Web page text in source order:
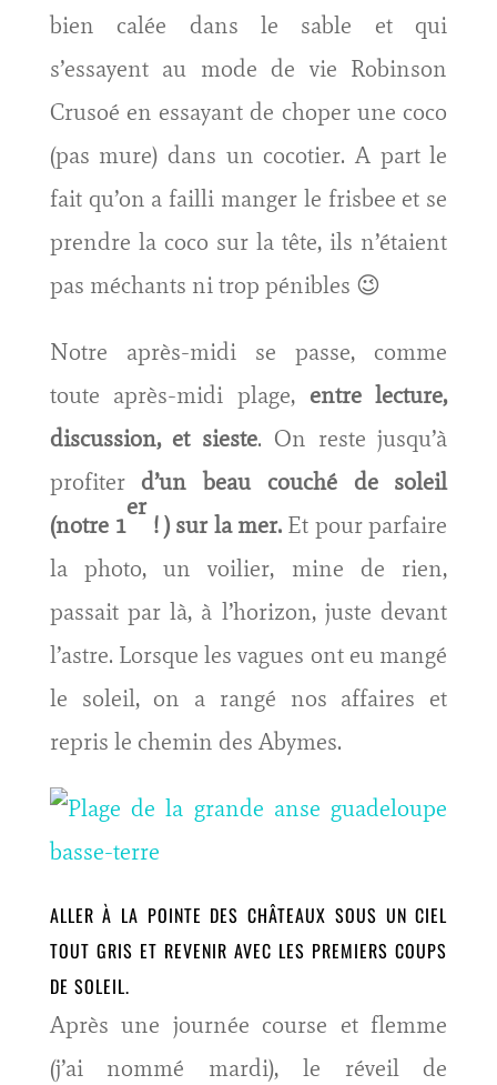
bien calée dans le sable et qui
s’essayent au mode de vie Robinson
Crusoé en essayant de choper une coco
(pas mure) dans un cocotier. A part le
fait qu’on a failli manger le frisbee et se
prendre la coco sur la tête, ils n’étaient
pas méchants ni trop pénibles 😉
Notre après-midi se passe, comme
toute après-midi plage, entre lecture,
discussion, et sieste. On reste jusqu’à
profiterd’un beau couché de soleil
(notre 1
er
! ) sur la mer. Et pour parfaire
la photo, un voilier, mine de rien,
passait par là, à l’horizon, juste devant
l’astre. Lorsque les vagues ont eu mangé
le soleil, on a rangé nos affaires et
repris le chemin des Abymes.
ALLER À LA POINTE DES CHÂTEAUX SOUS UN CIEL
TOUT GRIS ET REVENIR AVEC LES PREMIERS COUPS
DE SOLEIL.
Après une journée course et flemme
(j’ai nommé mardi), le réveil de